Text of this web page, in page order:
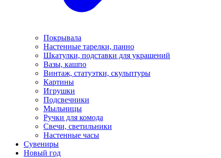
Покрывала
Настенные тарелки, панно
Шкатулки, подставки для украшений
Вазы, кашпо
Винтаж, статуэтки, скульптуры
Картины
Игрушки
Подсвечники
Мыльницы
Ручки для комода
Свечи, светильники
Настенные часы
Сувениры
Новый год